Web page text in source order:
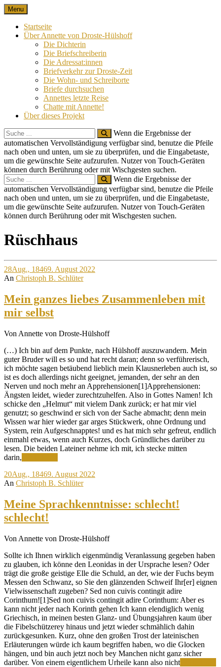
Skip
to
content
Nach 100 Jahren
Annette von Droste-Hülshoff in Briefen
Menu
Startseite
Über Annette von Droste-Hülshoff
Die Dichterin
Die Briefschreiberin
Die Adressat:innen
Briefverkehr zur Droste-Zeit
Die Wohn- und Schreiborte
Briefe durchsuchen
Annettes letzte Reise
Chatte mit Annette!
Über dieses Projekt
Search
for:
Wenn die Ergebnisse der
automatischen Vervollständigung verfügbar sind, benutze die Pfeile
nach oben und unten, um sie zu überprüfen, und die Eingabetaste,
um die gewünschte Seite aufzurufen. Nutzer von Touch-Geräten
können durch Berührung oder mit Wischgesten suchen.
Search
for:
Wenn die Ergebnisse der
automatischen Vervollständigung verfügbar sind, benutze die Pfeile
nach oben und unten, um sie zu überprüfen, und die Eingabetaste,
um die gewünschte Seite aufzurufen. Nutzer von Touch-Geräten
können durch Berührung oder mit Wischgesten suchen.
Site
Overlay
Rüschhaus
28Aug., 18469. August 2022
An Christoph B. Schlüter
Mein ganzes liebes Zusammenleben mit
mir selbst
Von Annette von Droste-Hülshoff
(…) Ich bin auf dem Punkte, nach Hülshoff auszuwandern. Mein
guter Bruder will es so und hat recht daran; denn so verführerisch,
ich möchte sagen betäubend lieblich mein Klausnerleben auch ist, so
ist es doch allerdings nicht geeignet, jemanden, der sehr an den
Nerven und noch mehr an Apprehensionen[1]Apprehensionen:
Ängsten leidet, wieder zurechtzuhelfen. Also in Gottes Namen! Ich
schicke den „Helmut“ mit vielem Dank zurück; er hat mir viel
genutzt; so geschwind er sich von der Sache abmacht; denn mein
Wissen war hier wieder gar arges Stückwerk, ohne Ordnung und
System, rein Aufgeschnapptes! und es hat mich sehr gefreut, endlich
einmahl etwas, wenn auch Kurzes, doch Gründliches darüber zu
lesen. Die beiden Lateiner nehme ich mit, ich stecke mitten
darin,
liebes
Zusammenleben
mir
selbst
20Aug., 18469. August 2022
An Christoph B. Schlüter
Meine Sprachkenntnisse: schlecht!
schlecht!
Von Annette von Droste-Hülshoff
Sollte ich Ihnen wirklich eigenmündig Veranlassung gegeben haben
zu glauben, ich könne den Leonidas in der Ursprache lesen? Oder
trägt die große geistige Elle die Schuld, an der, wie der Fuchs beym
Messen den Schwanz, so Sie den glänzenden Schweif Ihr[er] eignen
Vielwissenschaft zugeben? Sed non cuivis contingit adire
Corinthum![1]Sed non cuivis contingit adire Corinthum: Aber es
kann nicht jeder nach Korinth gehen Ich kann elendiglich wenig
Griechisch, in meinen besten Glanz- und Übungsjahren kaum über
die Fibelschützerey hinaus und jetzt wieder schmählich dahin
zurückgesunken. Kurz, ohne den großen Trost der lateinischen
Erläuterungen würde ich kaum begriffen haben, wo die Glocken
hängen, und bin auch jetzt noch bey Manchen nicht ganz sicher
darüber. Von einem eigentlichem Urheile kann also nicht